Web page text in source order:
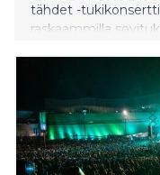
tähdet -
raskaammilla